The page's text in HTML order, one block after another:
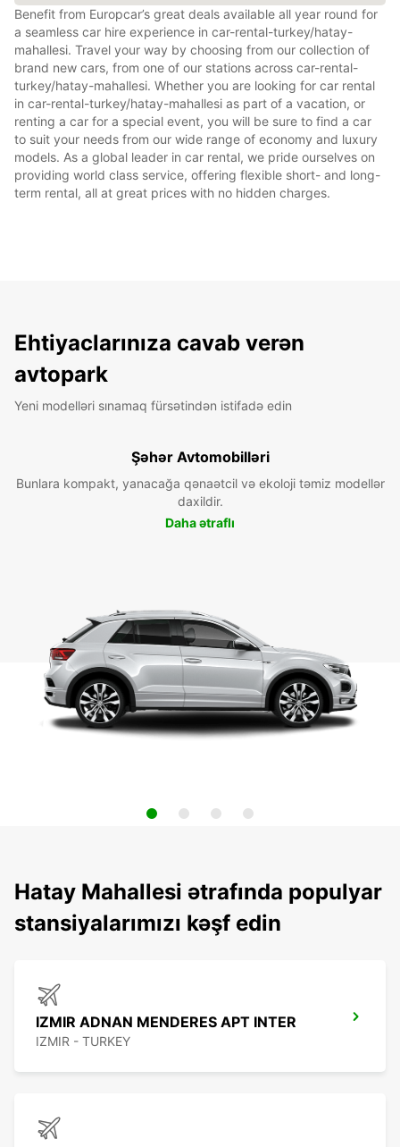
Benefit from Europcar’s great deals available all year round for
a seamless car hire experience in car-rental-turkey/hatay-
mahallesi. Travel your way by choosing from our collection of
brand new cars, from one of our stations across car-rental-
turkey/hatay-mahallesi. Whether you are looking for car rental
in car-rental-turkey/hatay-mahallesi as part of a vacation, or
renting a car for a special event, you will be sure to find a car
to suit your needs from our wide range of economy and luxury
models. As a global leader in car rental, we pride ourselves on
providing world class service, offering flexible short- and long-
term rental, all at great prices with no hidden charges.
Ehtiyaclarınıza cavab verən
avtopark
Yeni modelləri sınamaq fürsətindən istifadə edin
Şəhər Avtomobilləri
Bunlara kompakt, yanacağa qənaətcil və ekoloji təmiz modellər
daxildir.
Daha ətraflı
Hatay Mahallesi ətrafında populyar
stansiyalarımızı kəşf edin
IZMIR ADNAN MENDERES APT INTER
IZMIR - TURKEY